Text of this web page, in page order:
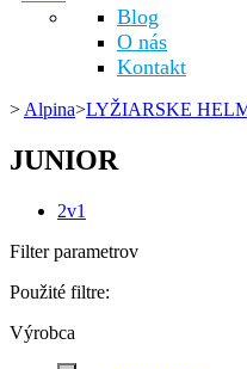
Blog
O nás
Kontakt
> Alpina>LYŽIARSKE
JUNIOR
2v1
Filter parametrov
Použité filtre:
Výrobca